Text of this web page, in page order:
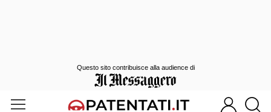
Questo sito contribuisce alla audience di